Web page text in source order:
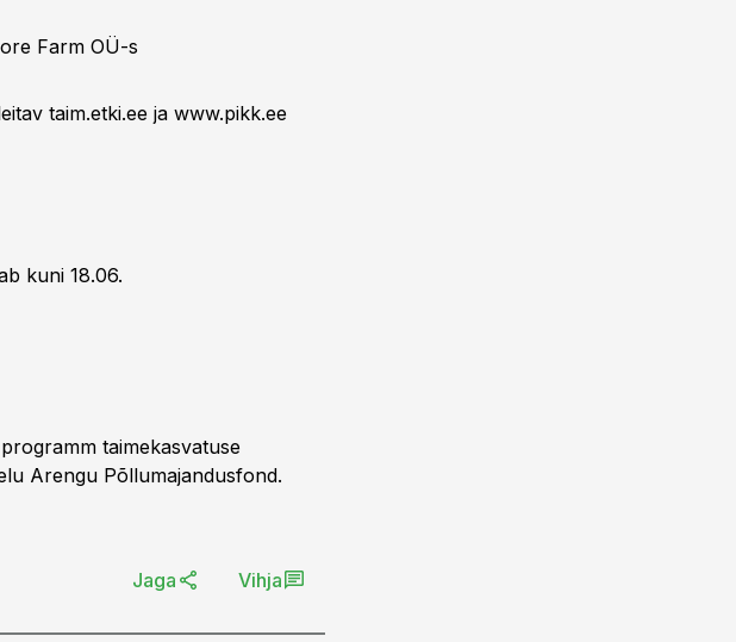
Farm OÜ-s
taim.etki.ee ja www.pikk.ee
kuni 18.06.
taimekasvatuse
Arengu Põllumajandusfond.
Jaga Vihja